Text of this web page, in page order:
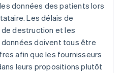
données des patients lors
Les délais de
destruction et les
doivent tous être
afin que les fournisseurs
leurs propositions plutôt